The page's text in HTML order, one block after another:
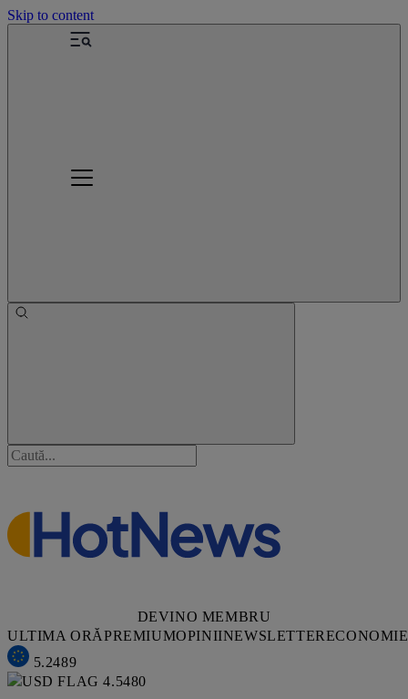
Skip to content
DEVINO MEMBRU
ULTIMA ORĂPREMIUMOPINIINEWSLETTERECONOMIE
5.2489
4.5480